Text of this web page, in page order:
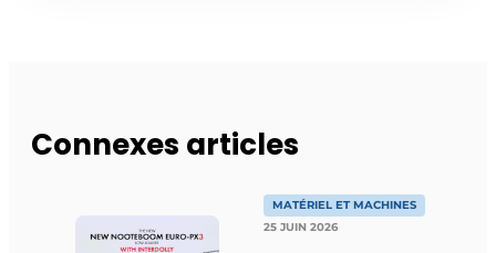
Connexes articles
MATÉRIEL ET MACHINES
25 JUIN 2026